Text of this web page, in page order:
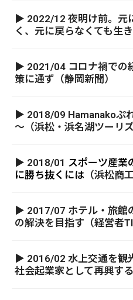
▶ 2022/12 夜明け前。元
く、元に戻らなくても生
▶ 2021/04 コロナ禍での
策に通ず（静岡新聞）
▶ 2018/09 Hamanakoぷ
～（浜松・浜名湖ツーリ
▶ 2018/01 スポーツ産業
に勝ち抜くには （浜松商
▶ 2017/07 ホテル・旅館
の解決を目指す（経営者
▶ 2016/02 水上交通を観
社会起業家として再興す